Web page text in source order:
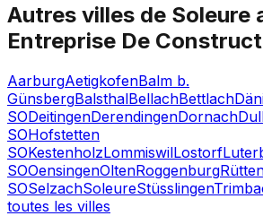
Autres villes de Soleure
Entreprise De
AarburgAetigkofenBalm b.
GünsbergBalsthalBellachBettlach
SODeitingenDerendingenDornach
SOHofstetten
SOKestenholzLommiswilLostorf
SOOensingenOltenRoggenburg
SOSelzachSoleureStüsslingen
toutes les villes